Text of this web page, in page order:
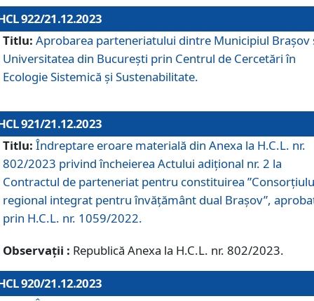
922/21.12.2023
Titlu: Aprobarea parteneriatului dintre Municipiul Brașov
Universitatea din București prin Centrul de Cercetări în
Ecologie Sistemică și Sustenabilitate.
921/21.12.2023
Titlu: Îndreptare eroare materială din Anexa la H.C.L. nr.
802/2023 privind încheierea Actului adițional nr. 2 la
Contractul de parteneriat pentru constituirea
regional integrat pentru învățământ dual Brașov”,
prin H.C.L. nr. 1059/2022.
Observații : Republică Anexa la H.C.L. nr. 802/2023.
920/21.12.2023